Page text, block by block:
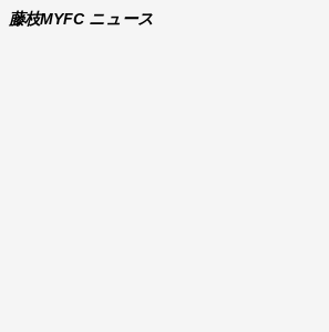
藤枝MYFC ニュース